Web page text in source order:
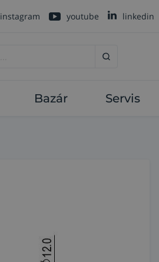
instagram youtube linkedin
Bazár Servis